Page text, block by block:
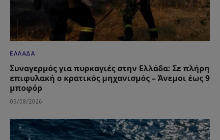
ΕΛΛΆΔΑ
Συναγερμός για πυρκαγιές στην Ελλάδα: Σε πλήρη
επιφυλακή ο κρατικός μηχανισμός – Άνεμοι έως 9
μποφόρ
09/08/2026